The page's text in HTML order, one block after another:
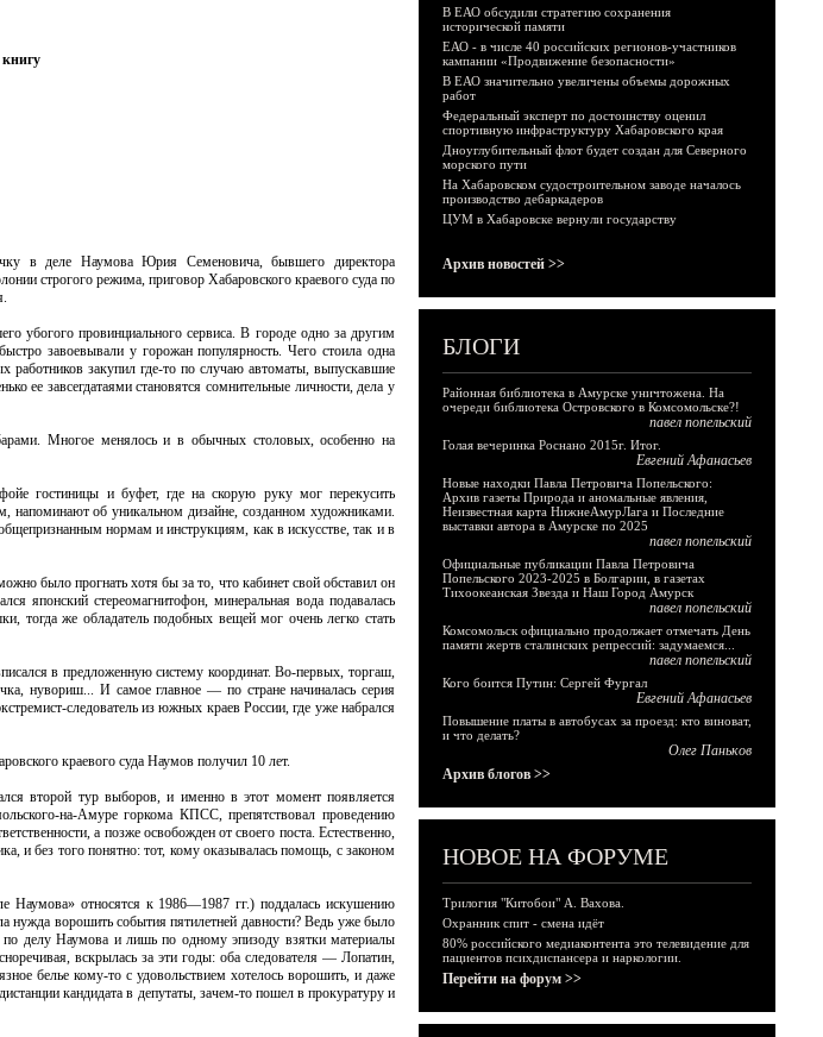
в деле Наумова Юрия Семеновича, бывшего директора
строгого режима, приговор Хабаровского краевого суда по
убогого провинциального сервиса. В городе одно за другим
завоевывали у горожан популярность. Чего стоила одна
закупил где-то по случаю автоматы, выпускавшие
ее завсегдатаями становятся сомнительные личности, дела у
Многое менялось и в обычных столовых, особенно на
гостиницы и буфет, где на скорую руку мог перекусить
напоминают об уникальном дизайне, созданном художниками.
нормам и инструкциям, как в искусстве, так и в
было прогнать хотя бы за то, что кабинет свой обставил он
японский стереомагнитофон, минеральная вода подавалась
тогда же обладатель подобных вещей мог очень легко стать
в предложенную систему координат. Во-первых, торгаш,
нувориш... И самое главное — по стране начиналась серия
следователь из южных краев России, где уже набрался
краевого суда Наумов получил 10 лет.
второй тур выборов, и именно в этот момент появляется
на-Амуре горкома КПСС, препятствовал проведению
а позже освобожден от своего поста. Естественно,
и без того понятно: тот, кому оказывалась помощь, с законом
Наумова» относятся к 1986—1987 гг.) поддалась искушению
нужда ворошить события пятилетней давности? Ведь уже было
делу Наумова и лишь по одному эпизоду взятки материалы
вскрылась за эти годы: оба следователя — Лопатин,
белье кому-то с удовольствием хотелось ворошить, и даже
кандидата в депутаты, зачем-то пошел в прокуратуру и
В ЕАО обсудили стратегию сохранения
исторической памяти
ЕАО - в числе 40 российских регионов-участников
кампании «Продвижение безопасности»
В ЕАО значительно увеличены объемы дорожных
работ
Федеральный эксперт по достоинству оценил
спортивную инфраструктуру Хабаровского края
Дноуглубительный флот будет создан для Северного
морского пути
На Хабаровском судостроительном заводе началось
производство дебаркадеров
ЦУМ в Хабаровске вернули государству
Архив новостей >>
БЛОГИ
Районная библиотека в Амурске уничтожена. На
очереди библиотека Островского в Комсомольске?!
павел попельский
Голая вечеринка Роснано 2015г. Итог.
Евгений Афанасьев
Новые находки Павла Петровича Попельского:
Архив газеты Природа и аномальные явления,
Неизвестная карта НижнеАмурЛага и Последние
выставки автора в Амурске по 2025
павел попельский
Официальные публикации Павла Петровича
Попельского 2023-2025 в Болгарии, в газетах
Тихоокеанская Звезда и Наш Город Амурск
павел попельский
Комсомольск официально продолжает отмечать День
памяти жертв сталинских репрессий: задумаемся...
павел попельский
Кого боится Путин: Сергей Фургал
Евгений Афанасьев
Повышение платы в автобусах за проезд: кто виноват,
и что делать?
Олег Паньков
Архив блогов >>
НОВОЕ НА ФОРУМЕ
Трилогия "Китобои" А. Вахова.
Охранник спит - смена идёт
80% российского медиаконтента это телевидение для
пациентов психдиспансера и наркологии.
Перейти на форум >>